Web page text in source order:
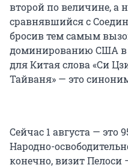
второй по величине, а
сравнявшийся с
бросив тем самым
доминированию США в
для Китая слова «Си
Тайваня» — это
Сейчас 1 августа — это
Народно-
конечно, визит Пелоси